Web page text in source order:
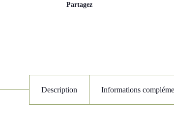
Partagez
Description Informations